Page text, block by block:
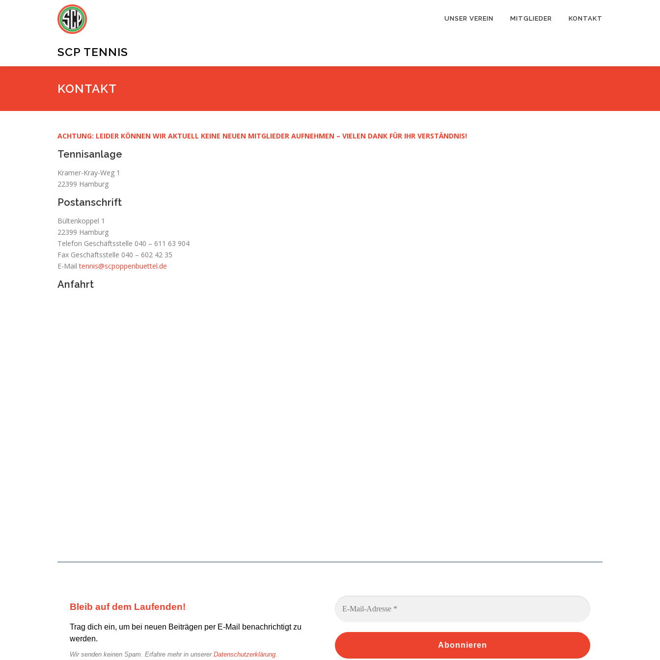
SCP TENNIS
UNSER VEREIN MITGLIEDER KONTAKT
KONTAKT
ACHTUNG: LEIDER KÖNNEN WIR AKTUELL KEINE NEUEN MITGLIEDER AUFNEHMEN – VIELEN DANK FÜR IHR VERSTÄNDNIS!
Tennisanlage
Kramer-Kray-Weg 1
22399 Hamburg
Postanschrift
Bültenkoppel 1
22399 Hamburg
Telefon Geschäftsstelle 040 – 611 63 904
Fax Geschäftsstelle 040 – 602 42 35
E-Mailtennis@scpoppenbuettel.de
Anfahrt
Bleib auf dem Laufenden!
Trag dich ein, um bei neuen Beiträgen per E-Mail benachrichtigt zu
werden.
Wir senden keinen Spam. Erfahre mehr in unserer Datenschutzerklärung.